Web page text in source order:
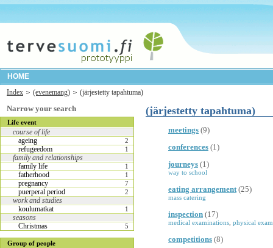
HOME
Index
(evenemang) (järjestetty tapahtuma)
Narrow your search
Life event
course of life
ageing
2
refugeedom 1
family and relationships
family life
1
fatherhood 1
pregnancy 7
puerperal period 2
work and studies
koulumatkat
1
seasons
Christmas
5
Group of people
(järjestetty tapahtuma)
meetings (9)
conferences (1)
journeys (1)
way to school
eating arrangement (25)
mass catering
inspection (17)
medical examinations physical
competitions (8)